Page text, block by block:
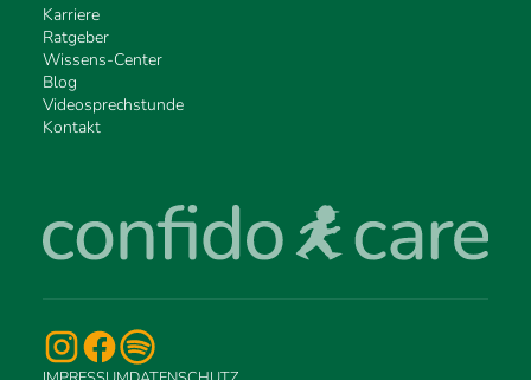
Karriere
Ratgeber
Wissens-Center
Blog
Videosprechstunde
Kontakt